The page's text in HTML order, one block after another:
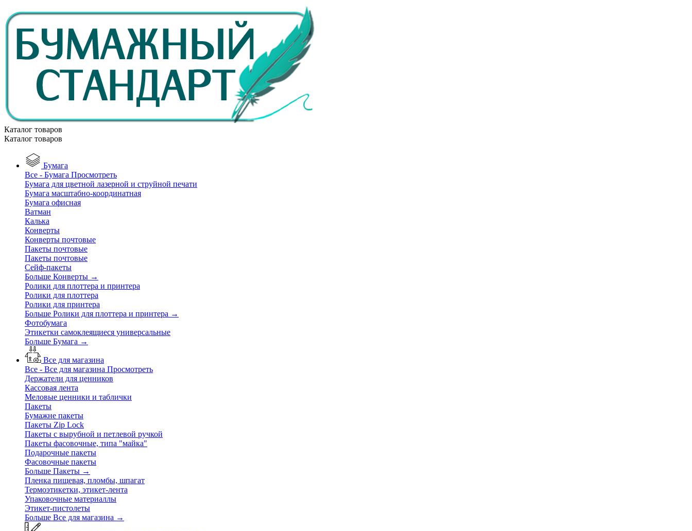
Каталог товаров
Каталог товаров
Бумага
Все - Бумага Просмотреть
Бумага для цветной лазерной и струйной печати
Бумага масштабно-координатная
Бумага офисная
Ватман
Калька
Конверты
Конверты почтовые
Пакеты почтовые
Пакеты почтовые
Сейф-пакеты
Больше Конверты →
Ролики для плоттера и принтера
Ролики для плоттера
Ролики для принтера
Больше Ролики для плоттера и принтера →
Фотобумага
Этикетки самоклеящиеся универсальные
Больше Бумага →
Все для магазина
Все - Все для магазина Просмотреть
Держатели для ценников
Кассовая лента
Меловые ценники и таблички
Пакеты
Бумажне пакеты
Пакеты Zip Lock
Пакеты с вырубной и петлевой ручкой
Пакеты фасовочные, типа "майка"
Подарочные пакеты
Фасовочные пакеты
Больше Пакеты →
Пленка пищевая, пломбы, шпагат
Термоэтикетки, этикет-лента
Упаковочные материаллы
Этикет-пистолеты
Больше Все для магазина →